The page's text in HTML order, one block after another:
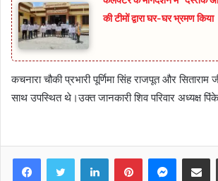
की टीमों द्वारा घर-घर भ्रमण किया
कचनारा चौकी प्रभारी पूर्णिमा सिंह राजपूत और
साथ उपस्थित थे।उक्त जानकारी शिव परिवार अध्यक्ष
FacebookTwitter LinkedInPinterest